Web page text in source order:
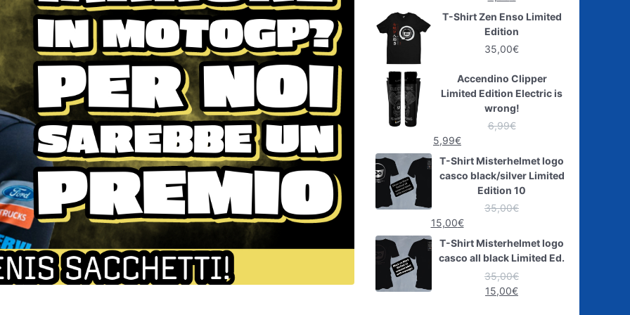
T-Shirt Zen Enso Limited
Edition
35,00€
Accendino Clipper
Limited Edition Electric is
wrong!
6,99€
5,99€
T-Shirt Misterhelmet logo
casco black/silver Limited
Edition 10
35,00€
15,00€
T-Shirt Misterhelmet logo
casco all black Limited Ed.
35,00€
15,00€